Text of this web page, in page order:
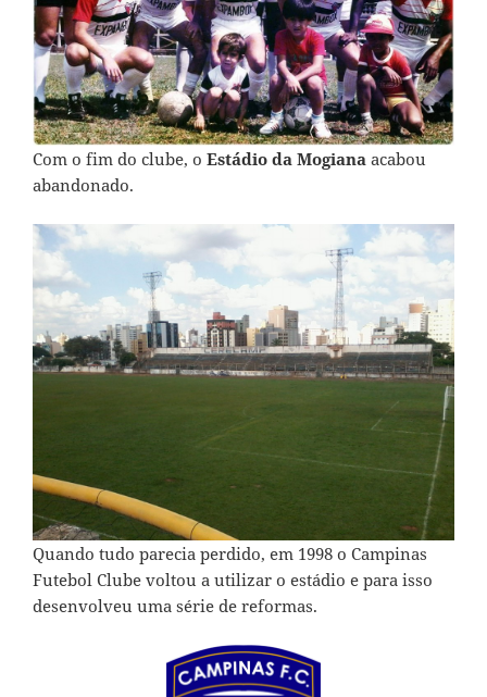
Com o fim do clube, o Estádio da Mogiana acabou
abandonado.
Quando tudo parecia perdido, em 1998 o Campinas
Futebol Clube voltou a utilizar o estádio e para isso
desenvolveu uma série de reformas.